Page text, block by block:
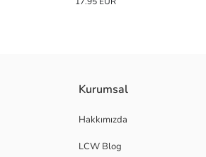
Kurumsal
Hakkımızda
LCW Blog